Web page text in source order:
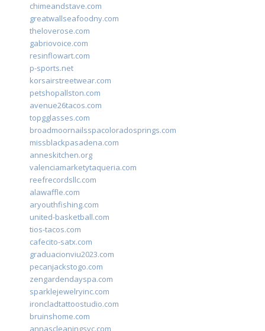
chimeandstave.com
greatwallseafoodny.com
theloverose.com
gabriovoice.com
resinflowart.com
p-sports.net
korsairstreetwear.com
petshopallston.com
avenue26tacos.com
topgglasses.com
broadmoornailsspacoloradosprings.com
missblackpasadena.com
anneskitchen.org
valenciamarketytaqueria.com
reefrecordsllc.com
alawaffle.com
aryouthfishing.com
united-basketball.com
tios-tacos.com
cafecito-satx.com
graduacionviu2023.com
pecanjackstogo.com
zengardendayspa.com
sparklejewelryinc.com
ironcladtattoostudio.com
bruinshome.com
annascleaningsvc.com